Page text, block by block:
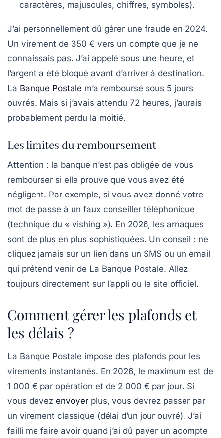
caractères, majuscules, chiffres, symboles).
J’ai personnellement dû gérer une fraude en 2024.
Un virement de 350 € vers un compte que je ne
connaissais pas. J’ai appelé sous une heure, et
l’argent a été bloqué avant d’arriver à destination.
La Banque Postale m’a remboursé sous 5 jours
ouvrés. Mais si j’avais attendu 72 heures, j’aurais
probablement perdu la moitié.
Les limites du remboursement
Attention : la banque n’est pas obligée de vous
rembourser si elle prouve que vous avez été
négligent. Par exemple, si vous avez donné votre
mot de passe à un faux conseiller téléphonique
(technique du « vishing »). En 2026, les arnaques
sont de plus en plus sophistiquées. Un conseil : ne
cliquez jamais sur un lien dans un SMS ou un email
qui prétend venir de La Banque Postale. Allez
toujours directement sur l’appli ou le site officiel.
Comment gérer les plafonds et
les délais ?
La Banque Postale impose des plafonds pour les
virements instantanés. En 2026, le maximum est de
1 000 € par opération et de 2 000 € par jour. Si
vous devez envoyer plus, vous devrez passer par
un virement classique (délai d’un jour ouvré). J’ai
failli me faire avoir quand j’ai dû payer un acompte